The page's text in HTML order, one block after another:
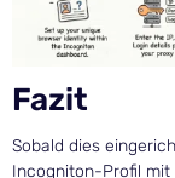
Fazit
Sobald dies
Incogniton-Profil mit